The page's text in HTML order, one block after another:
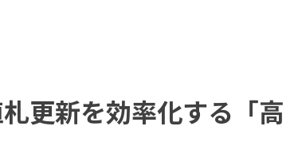
更新を効率化する「高